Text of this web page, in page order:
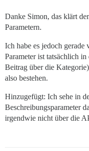
Danke Simon, das klärt
Parametern.
Ich habe es jedoch gerade
Parameter ist tatsächlich
Beitrag über die
also bestehen.
Hinzugefügt: Ich sehe in
Beschreibungsparameter
irgendwie nicht über die